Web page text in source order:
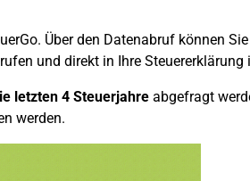
Über den Datenabruf können
und direkt in Ihre Steuererklärung
letzten 4 Steuerjahreabgefragt
werden.